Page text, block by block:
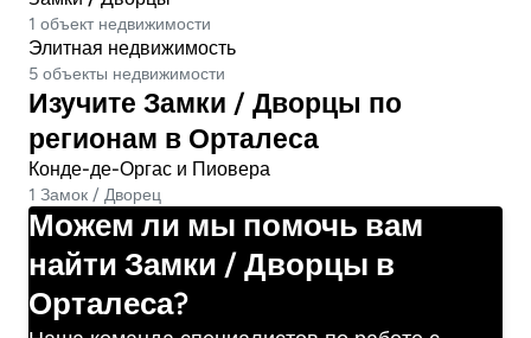
1 объект недвижимости
Элитная недвижимость
5 объекты недвижимости
Изучите Замки / Дворцы по
регионам в Орталеса
Конде-де-Оргас и Пиовера
1 Замок / Дворец
Можем ли мы помочь вам
найти Замки / Дворцы в
Орталеса?